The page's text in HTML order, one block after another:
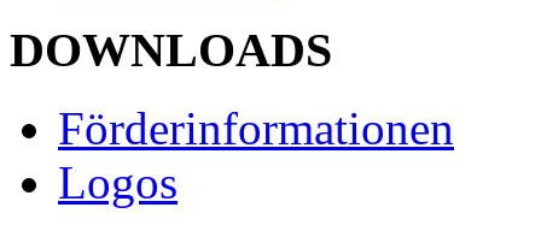
DOWNLOADS
Förderinformationen
Logos